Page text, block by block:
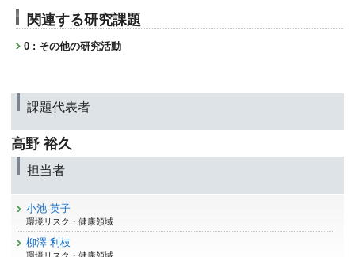
関連する研究課題
0 : その他の研究活動
課題代表者
高野 裕久
担当者
小池 英子
環境リスク・健康領域
柳澤 利枝